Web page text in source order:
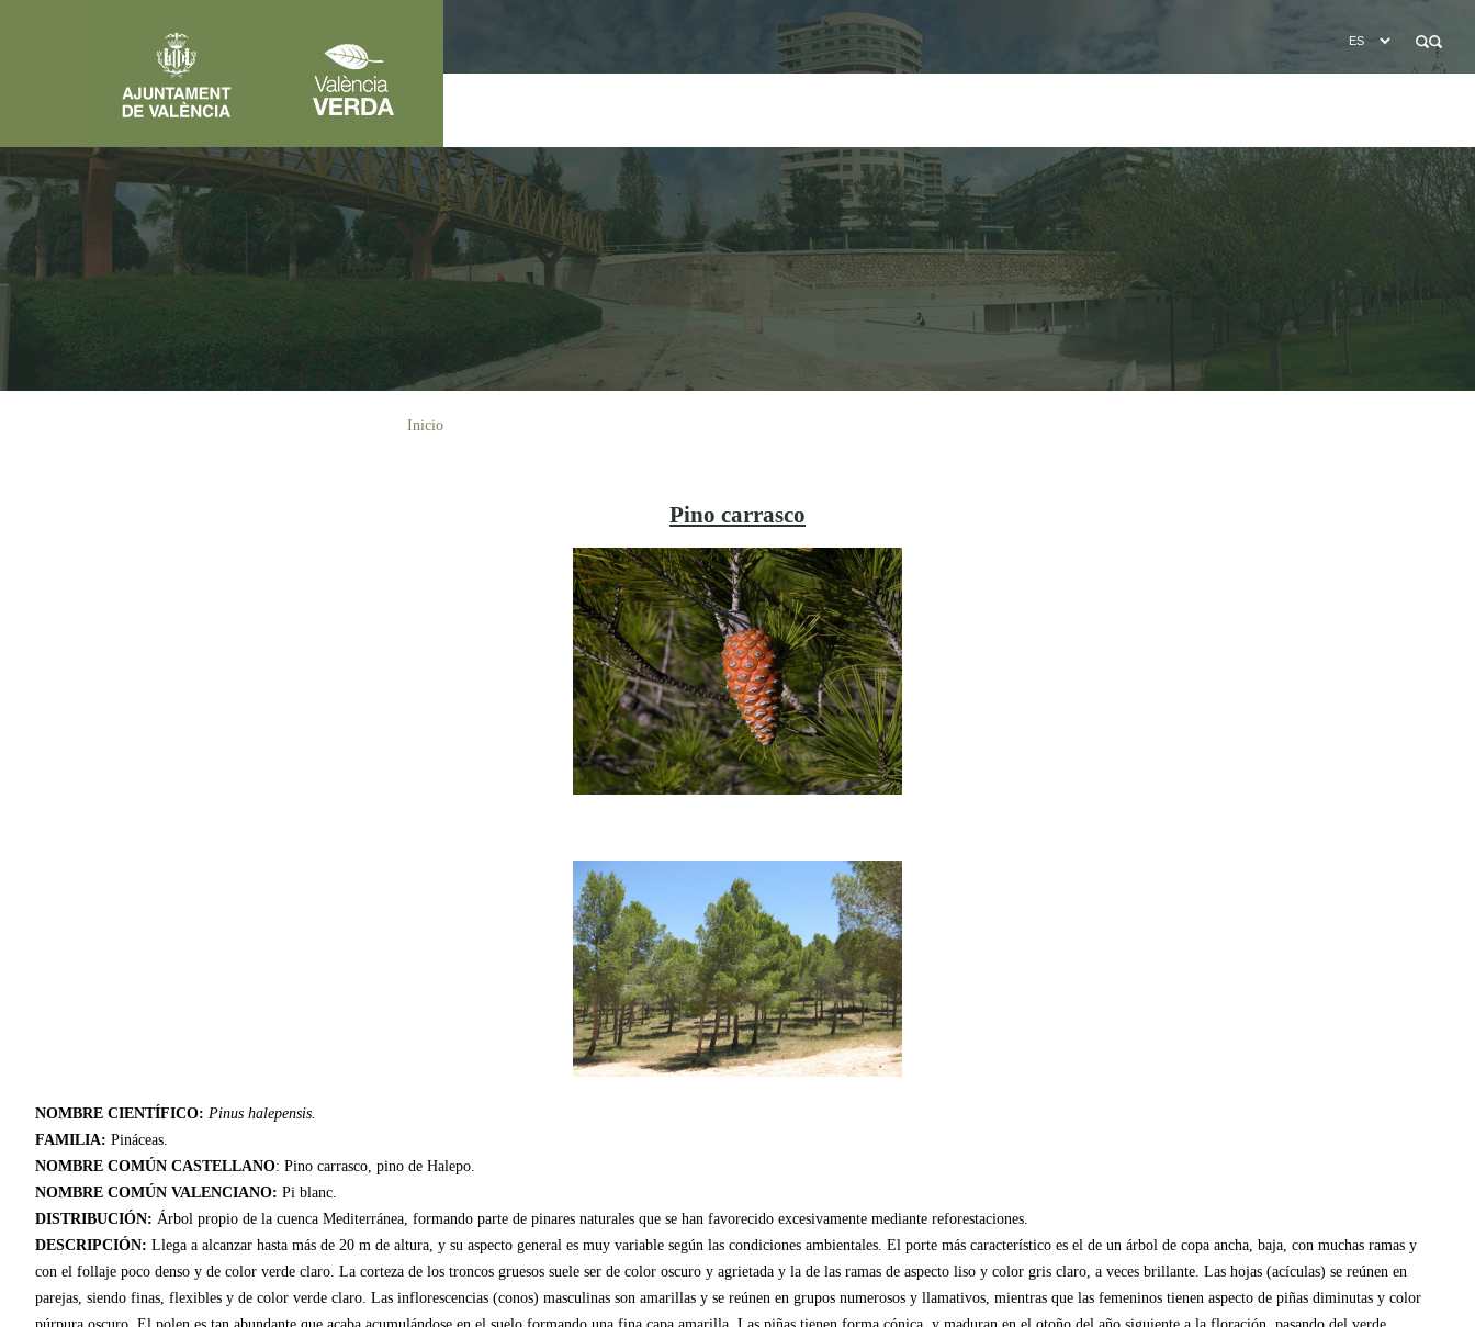
FORMULARIO DE BÚSQUEDA
Inicio
Pino carrasco
NOMBRE CIENTÍFICO: Pinus halepensis.
FAMILIA: Pináceas.
NOMBRE COMÚN CASTELLANO: Pino carrasco, pino de Halepo.
NOMBRE COMÚN VALENCIANO: Pi blanc.
DISTRIBUCIÓN: Árbol propio de la cuenca Mediterránea, formando parte de pinares naturales que se han favorecido excesivamente mediante reforestaciones.
DESCRIPCIÓN: Llega a alcanzar hasta más de 20 m de altura, y su aspecto general es muy variable según las condiciones ambientales. El porte más característico es el de un árbol de copa ancha, baja, con muchas ramas y
con el follaje poco denso y de color verde claro. La corteza de los troncos gruesos suele ser de color oscuro y agrietada y la de las ramas de aspecto liso y color gris claro, a veces brillante. Las hojas (acículas) se reúnen en
parejas, siendo finas, flexibles y de color verde claro. Las inflorescencias (conos) masculinas son amarillas y se reúnen en grupos numerosos y llamativos, mientras que las femeninos tienen aspecto de piñas diminutas y color